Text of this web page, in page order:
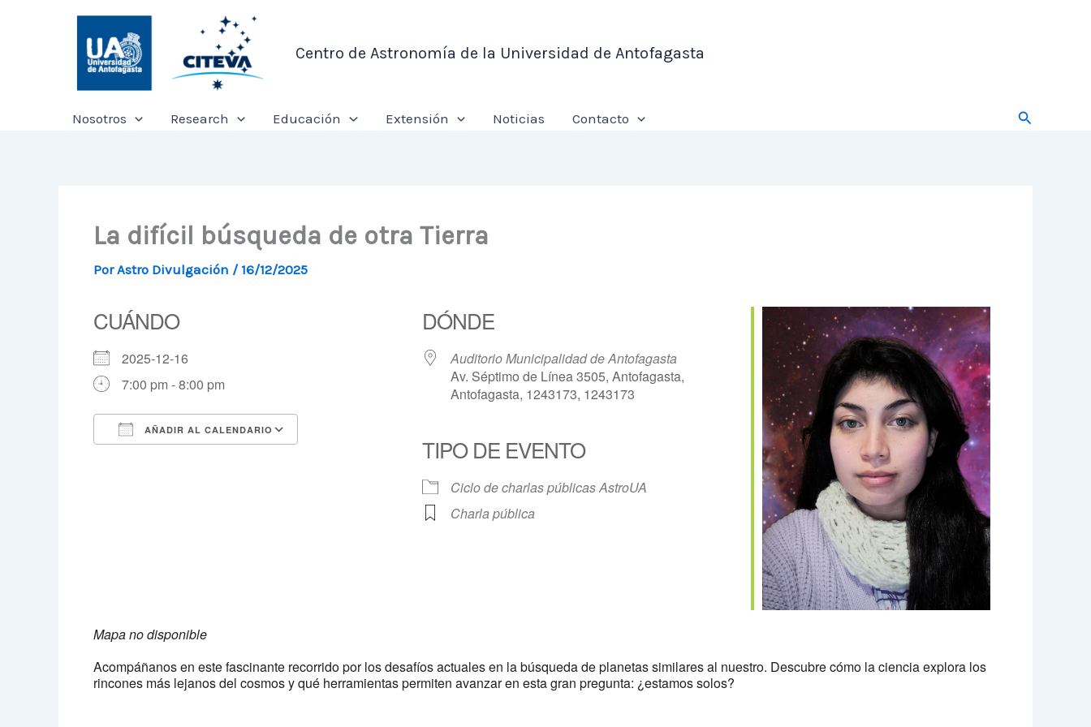
Centro de Astronomía de la Universidad de Antofagasta
Nosotros Research Educación Extensión Noticias Contacto Buscar
La difícil búsqueda de otra Tierra
PorAstro Divulgación / 16/12/2025
CUÁNDO
2025-12-16
7:00 pm - 8:00 pm
AÑADIR AL CALENDARIO
iCalendar Outlook Live
DÓNDE
Auditorio Municipalidad de Antofagasta
Av. Séptimo de Línea 3505, Antofagasta,
Antofagasta, 1243173, 1243173
TIPO DE EVENTO
Ciclo de charlas públicas AstroUA
Charla pública
Mapa no disponible
Acompáñanos en este fascinante recorrido por los desafíos actuales en la búsqueda de planetas similares al nuestro. Descubre cómo la ciencia explora los
rincones más lejanos del cosmos y qué herramientas permiten avanzar en esta gran pregunta: ¿estamos solos?